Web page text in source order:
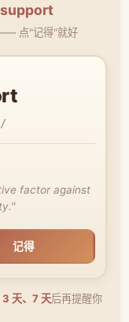
点"记得"就好
factor against
记得
3 天、7 天后再提醒你